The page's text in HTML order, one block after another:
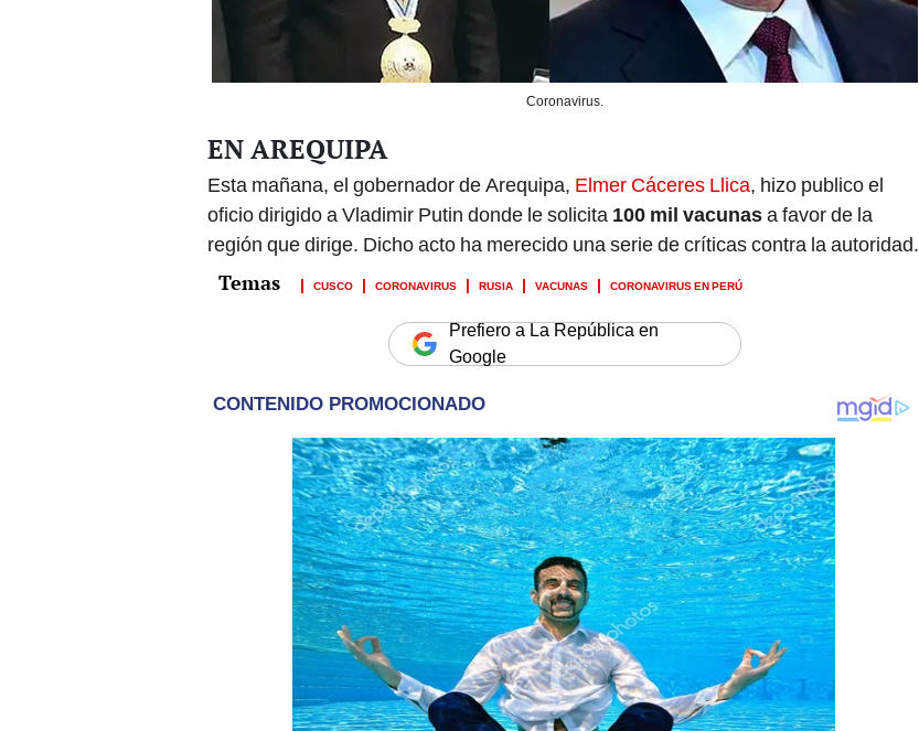
Coronavirus.
EN AREQUIPA
Esta mañana, el gobernador de Arequipa, Elmer Cáceres Llica, hizo publico el
oficio dirigido a Vladimir Putin donde le solicita 100 mil vacunasa favor de la
región que dirige. Dicho acto ha merecido una serie de críticas contra la autoridad.
CUSCO CORONAVIRUS RUSIA VACUNAS CORONAVIRUS EN PERÚ
Prefiero a La República en
Google